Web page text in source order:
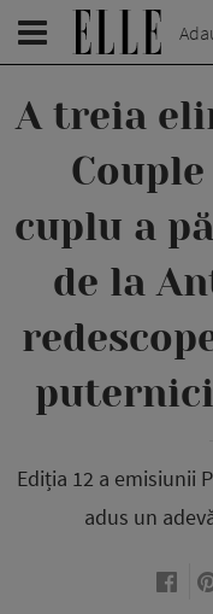
A treia
Couple
cuplu a
de la
Ediția 12 a emisiunii
adus un